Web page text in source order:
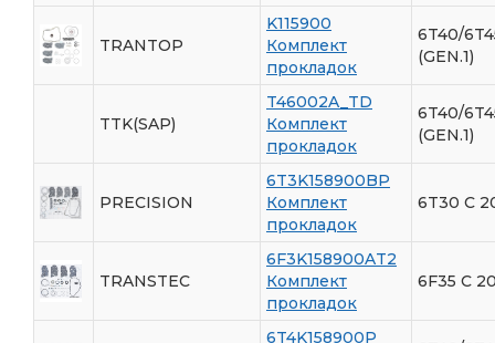
TRANTOP
K115900
Комплект
прокладок
6T40/
(GEN.1)
TTK(SAP)
T46002A_TD
Комплект
прокладок
6T40/
(GEN.1)
PRECISION
6T3K158900BP
Комплект
прокладок
6T30 С
TRANSTEC
6F3K158900AT2
Комплект
прокладок
6F35 С
6T4K158900P